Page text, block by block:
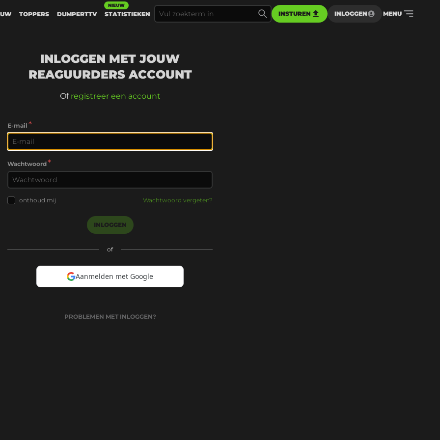
TOPPERS DUMPERTTV STATISTIEKEN
NIEUW
INSTUREN INLOGGEN MENU
INLOGGEN MET JOUW
REAGUURDERS ACCOUNT
Of registreer een account
E-mail *
Wachtwoord*
onthoud mij Wachtwoord vergeten?
INLOGGEN
of
Aanmelden met Google
PROBLEMEN MET INLOGGEN?